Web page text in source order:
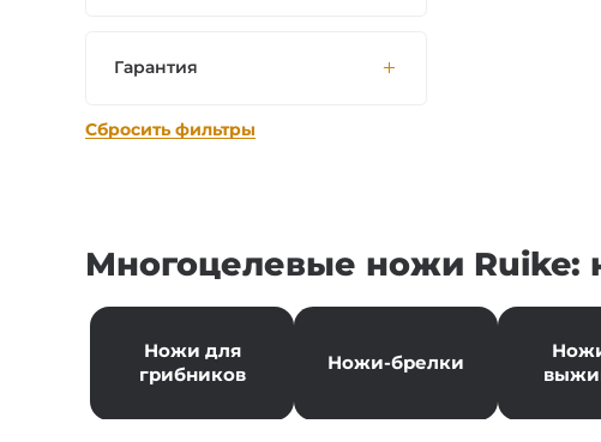
Гарантия
Сбросить фильтры
Многоцелевые ножи
Ножи для
грибников
Ножи-брелки